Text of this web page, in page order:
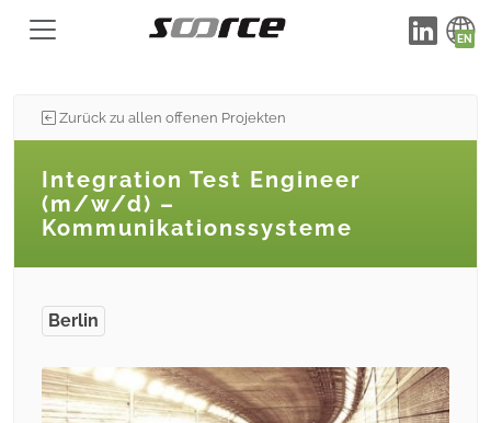
Zurück zu allen offenen Projekten
Integration Test Engineer
(m/w/d) –
Kommunikationssysteme
Berlin